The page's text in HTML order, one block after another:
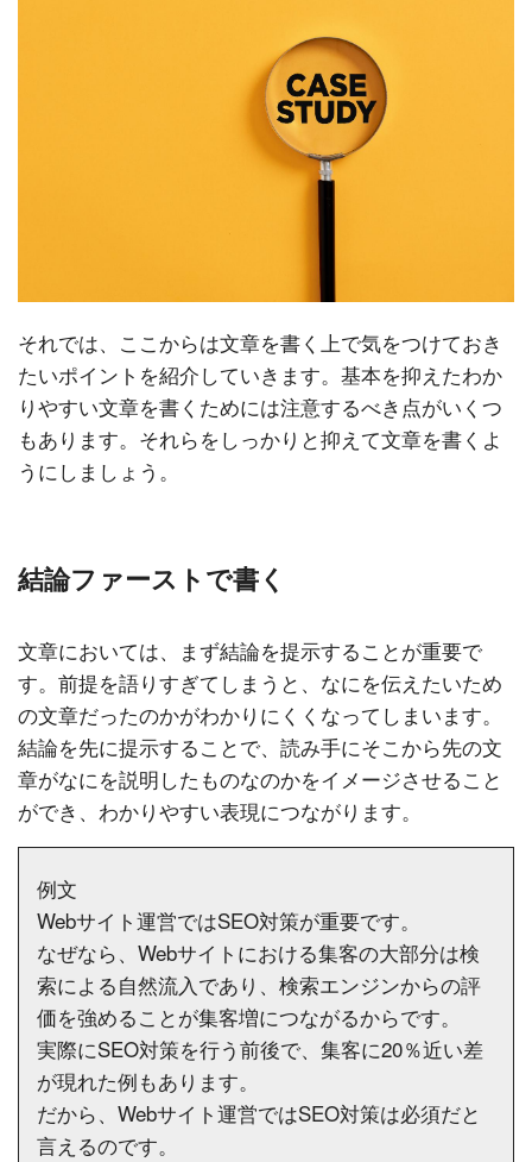
それでは、ここからは文章を書く上で気をつけておき
たいポイントを紹介していきます。基本を抑えたわか
りやすい文章を書くためには注意するべき点がいくつ
もあります。それらをしっかりと抑えて文章を書くよ
うにしましょう。
結論ファーストで書く
文章においては、まず結論を提示することが重要で
す。前提を語りすぎてしまうと、なにを伝えたいため
の文章だったのかがわかりにくくなってしまいます。
結論を先に提示することで、読み手にそこから先の文
章がなにを説明したものなのかをイメージさせること
ができ、わかりやすい表現につながります。
例文
Webサイト運営ではSEO対策が重要です。
なぜなら、Webサイトにおける集客の大部分は検
索による自然流入であり、検索エンジンからの評
価を強めることが集客増につながるからです。
実際にSEO対策を行う前後で、集客に20％近い差
が現れた例もあります。
だから、Webサイト運営ではSEO対策は必須だと
言えるのです。